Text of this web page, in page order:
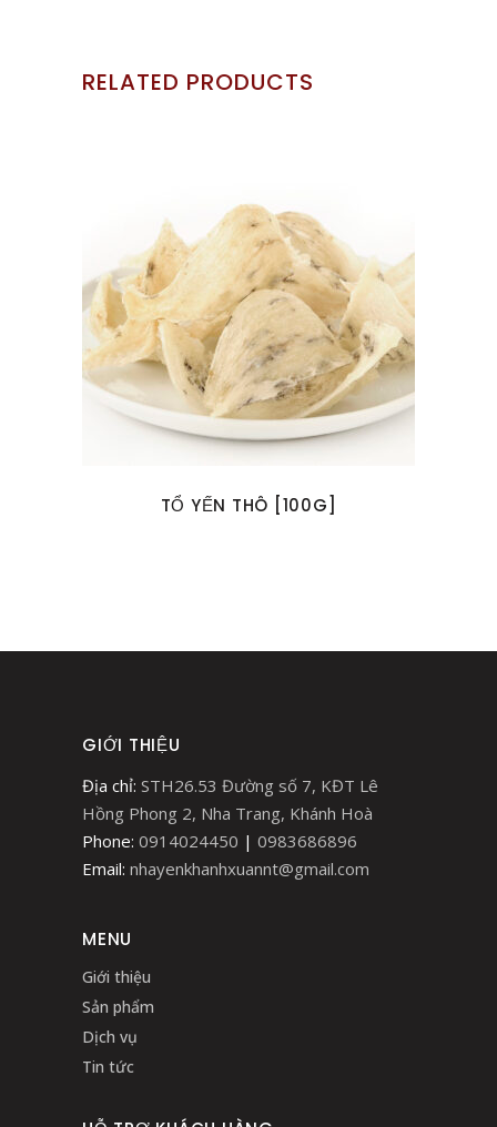
RELATED PRODUCTS
TỔ YẾN THÔ [100G]
GIỚI THIỆU
Địa chỉ: STH26.53 Đường số 7, KĐT Lê
Hồng Phong 2, Nha Trang, Khánh Hoà
Phone: 0914024450 | 0983686896
Email: nhayenkhanhxuannt@gmail.com
MENU
Giới thiệu
Sản phẩm
Dịch vụ
Tin tức